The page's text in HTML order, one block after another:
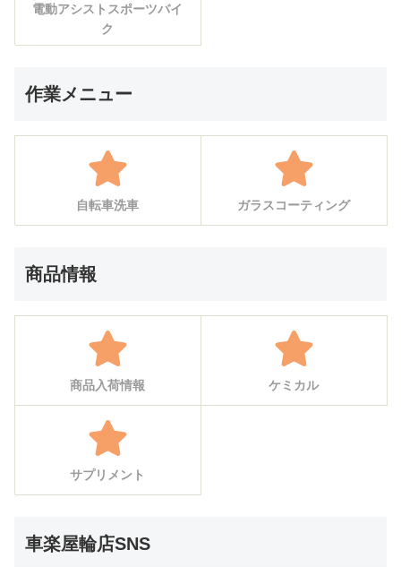
電動アシストスポーツバイ
ク
作業メニュー
自転車洗車 ガラスコーティング
商品情報
商品入荷情報 ケミカル
サプリメント
車楽屋輪店SNS